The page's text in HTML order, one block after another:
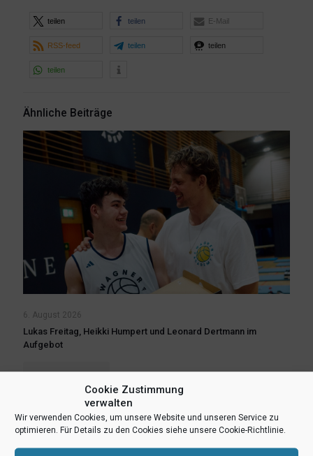
Cookie Zustimmung
verwalten
Wir verwenden Cookies, um unsere Website und unseren Service zu
optimieren. Für Details zu den Cookies siehe unsere Cookie-Richtlinie.
teilen teilen E-Mail
RSS-feed teilen teilen
teilen
Ähnliche Beiträge
6. August 2026
Lukas Freitag, Heikki Humpert und Leonard Dertmann im
Aufgebot